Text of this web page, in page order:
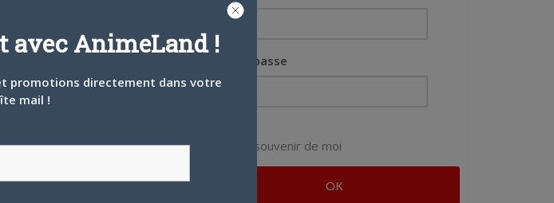
Mot de passe
Se souvenir de moi
avec AnimeLand !
promotions directement dans votre
mail !